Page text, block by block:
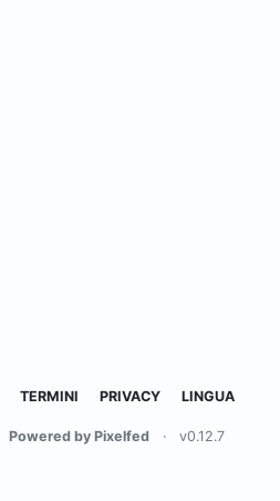
TERMINI PRIVACY LINGUA
Powered by Pixelfed · v0.12.7